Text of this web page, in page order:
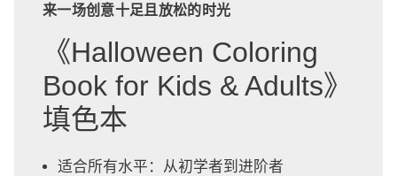
来一场创意十足且放松的时光
《Halloween Coloring
Book for Kids & Adults》
填色本
适合所有水平：从初学者到进阶者